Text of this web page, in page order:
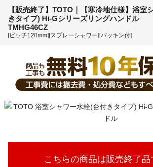
【販売終了】TOTO｜【寒冷地仕様】浴室
きタイプ) Hi-Gシリーズリングハンドル
TMHG46CZ
[ピッチ120mm][スプレーシャワー][パッキン付]
こちらの商品は販売終了品